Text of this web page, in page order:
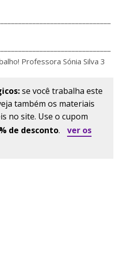
Professora Sónia Silva 3
se você trabalha este
também os materiais
no site. Use o cupom
de desconto.
ver os